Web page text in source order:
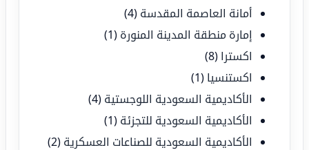
أمانة العاصمة المقدسة (4)
إمارة منطقة المدينة المنورة (1)
اكسترا (8)
اكستنسيا (1)
الأكاديمية السعودية اللوجستية (4)
الأكاديمية السعودية للتجزئة (1)
الأكاديمية السعودية للصناعات العسكرية (2)